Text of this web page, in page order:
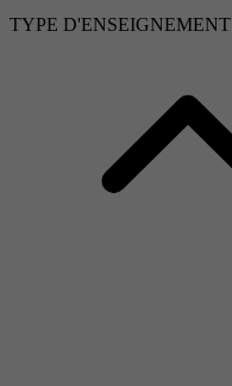
TYPE D'ENSEIGNEMENT